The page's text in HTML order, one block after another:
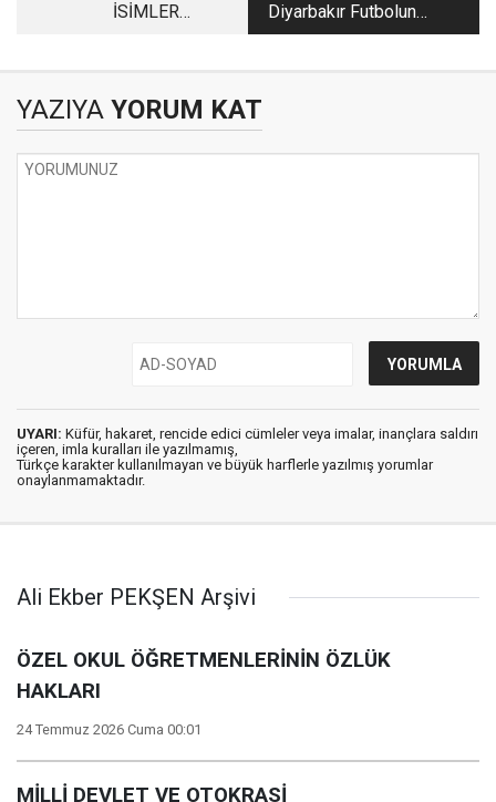
İSİMLER
Diyarbakır Futbolunun
Kurucu Hafızası:
YAZIYA YORUM KAT
UYARI: Küfür, hakaret, rencide edici cümleler veya imalar, inançlara saldırı
içeren, imla kuralları ile yazılmamış,
Türkçe karakter kullanılmayan ve büyük harflerle yazılmış yorumlar
onaylanmamaktadır.
Ali Ekber PEKŞEN Arşivi
ÖZEL OKUL ÖĞRETMENLERİNİN ÖZLÜK
HAKLARI
24 Temmuz 2026 Cuma 00:01
MİLLİ DEVLET VE OTOKRASİ